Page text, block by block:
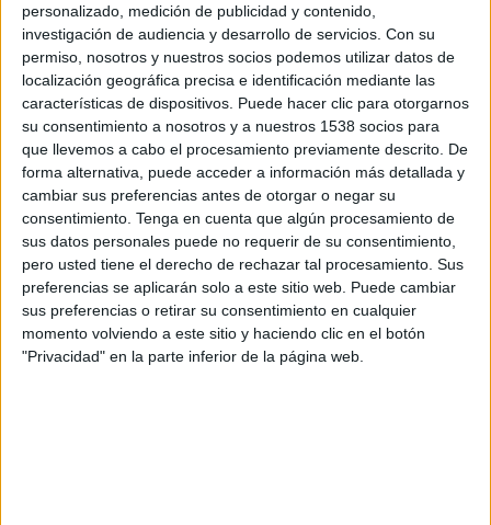
personalizado, medición de publicidad y contenido,
investigación de audiencia y desarrollo de servicios. Con su
permiso, nosotros y nuestros socios podemos utilizar datos de
localización geográfica precisa e identificación mediante las
características de dispositivos. Puede hacer clic para otorgarnos
su consentimiento a nosotros y a nuestros 1538 socios para
que llevemos a cabo el procesamiento previamente descrito. De
forma alternativa, puede acceder a información más detallada y
cambiar sus preferencias antes de otorgar o negar su
consentimiento. Tenga en cuenta que algún procesamiento de
sus datos personales puede no requerir de su consentimiento,
pero usted tiene el derecho de rechazar tal procesamiento. Sus
preferencias se aplicarán solo a este sitio web. Puede cambiar
sus preferencias o retirar su consentimiento en cualquier
momento volviendo a este sitio y haciendo clic en el botón
"Privacidad" en la parte inferior de la página web.
general d’Unió ha volgut remarcar que 'la gent
no vol ajudes sinó que el nou parc no els
perjudiqui'. També ha afegit que no ha trobat
que 'la gent estigui en contra del parc, sinó de
com s’està fent'. Per això, Pelegrí ha criticat que
'el Govern està forçant l’aprovació de lleis,
perquè prioritza la quantitat a la qualitat'. 'En
set anys, el primer parc que proposen és aquest
i ho han fet a final de legislatura'. Per aquesta i
altres actuacions que Pelegrí ha dit que són
molt semblants en altres punts del país, no ha
dubtat a dir que el Govern Tripartit 'està